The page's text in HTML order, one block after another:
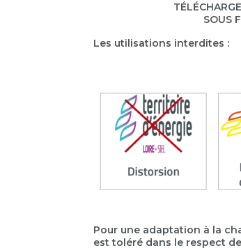
SOUS
Les utilisations interdites :
Pour une adaptation à la
est toléré dans le respect